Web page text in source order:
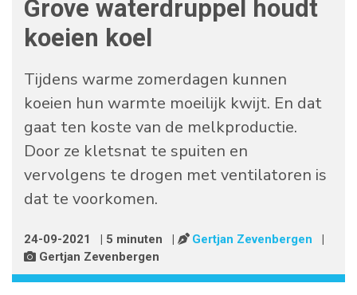
Grove waterdruppel houdt
koeien koel
Tijdens warme zomerdagen kunnen
koeien hun warmte moeilijk kwijt. En dat
gaat ten koste van de melkproductie.
Door ze kletsnat te spuiten en
vervolgens te drogen met ventilatoren is
dat te voorkomen.
24-09-2021 | 5 minuten | Gertjan Zevenbergen
|
Gertjan Zevenbergen